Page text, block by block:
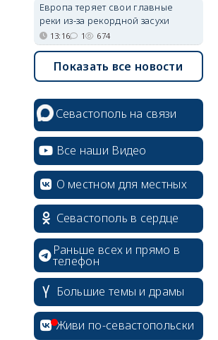
Европа теряет свои главные
реки из-за рекордной засухи
13:16 1 674
Показать все новости
Севастополь на связи
Все наши Видео
О местном для местных
Севастополь в сердце
Раньше всех и прямо в
телефон
Большие темы и драмы
Живи по-севастопольски